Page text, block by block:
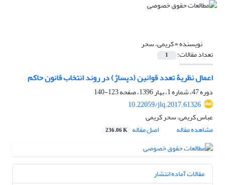
نویسنده =کریمی، سحر
تعداد مقالات: 1
اعمال نظریۀ تعدد قوانین (دپساژ) در روند انتخاب قانون حاکم
دوره 47، شماره 1، بهار 1396، صفحه
123-140
10.22059/jlq.2017.61326
عباس کریمی، سحر کریمی
مشاهده مقاله
اصل مقاله 236.06 K
مقالات آماده انتشار